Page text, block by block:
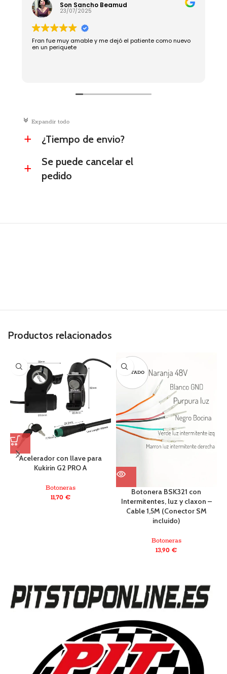
Son Sancho Beamud
23/07/2025
Fran fue muy amable y me dejó el patiente como nuevo
en un periquete
c Expandir todo
a ¿Tiempo de envio?
a
Se puede cancelar el
pedido
Productos relacionados
Acelerador con llave para
Kukirin G2 PRO A
Botoneras
11,70 €
AGOTADO
Botonera BSK321 con
Intermitentes, luz y claxon –
Cable 1,5M (Conector SM
incluido)
Botoneras
13,90€